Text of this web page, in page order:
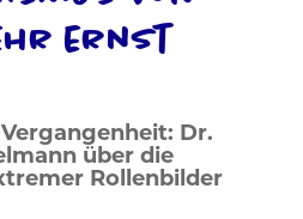
ernst
Dr.
über die
Rollenbilder